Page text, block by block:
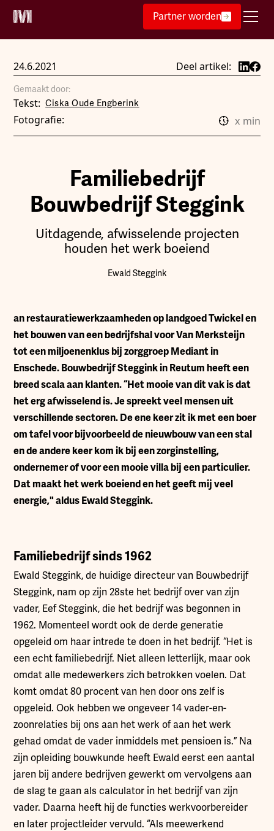
Partner worden
24.6.2021 Deel artikel:
Gemaakt door:
Tekst: Ciska Oude Engberink
Fotografie: x min
Familiebedrijf
Bouwbedrijf Steggink
Uitdagende, afwisselende projecten
houden het werk boeiend
Ewald Steggink
an restauratiewerkzaamheden op landgoed Twickel en
het bouwen van een bedrijfshal voor Van Merksteijn
tot een miljoenenklus bij zorggroep Mediant in
Enschede. Bouwbedrijf Steggink in Reutum heeft een
breed scala aan klanten. “Het mooie van dit vak is dat
het erg afwisselend is. Je spreekt veel mensen uit
verschillende sectoren. De ene keer zit ik met een boer
om tafel voor bijvoorbeeld de nieuwbouw van een stal
en de andere keer kom ik bij een zorginstelling,
ondernemer of voor een mooie villa bij een particulier.
Dat maakt het werk boeiend en het geeft mij veel
energie," aldus Ewald Steggink.
Familiebedrijf sinds 1962
Ewald Steggink, de huidige directeur van Bouwbedrijf
Steggink, nam op zijn 28ste het bedrijf over van zijn
vader, Eef Steggink, die het bedrijf was begonnen in
1962. Momenteel wordt ook de derde generatie
opgeleid om haar intrede te doen in het bedrijf. “Het is
een echt familiebedrijf. Niet alleen letterlijk, maar ook
omdat alle medewerkers zich betrokken voelen. Dat
komt omdat 80 procent van hen door ons zelf is
opgeleid. Ook hebben we ongeveer 14 vader-en-
zoonrelaties bij ons aan het werk of aan het werk
gehad omdat de vader inmiddels met pensioen is.” Na
zijn opleiding bouwkunde heeft Ewald eerst een aantal
jaren bij andere bedrijven gewerkt om vervolgens aan
de slag te gaan als calculator in het bedrijf van zijn
vader. Daarna heeft hij de functies werkvoorbereider
en later projectleider vervuld. “Als meewerkend